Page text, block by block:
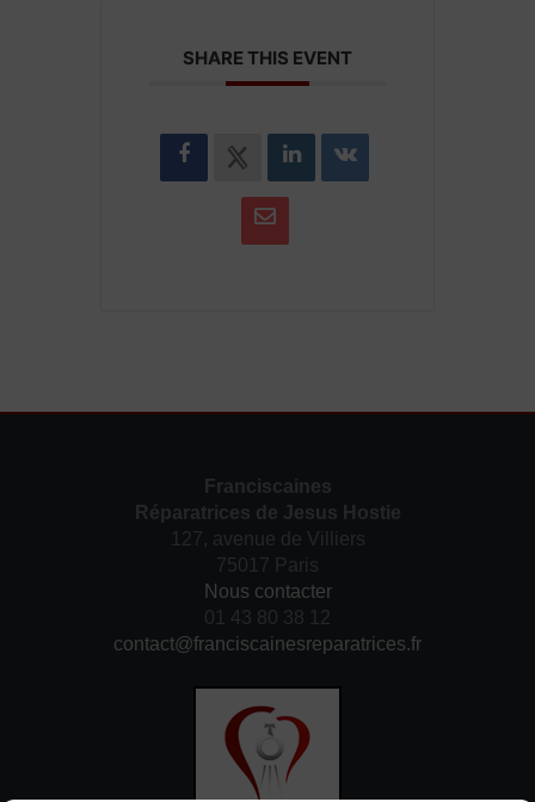
SHARE THIS EVENT
Franciscaines
Réparatrices de Jesus Hostie
127, avenue de Villiers
75017 Paris
Nous contacter
01 43 80 38 12
contact@franciscainesreparatrices.fr